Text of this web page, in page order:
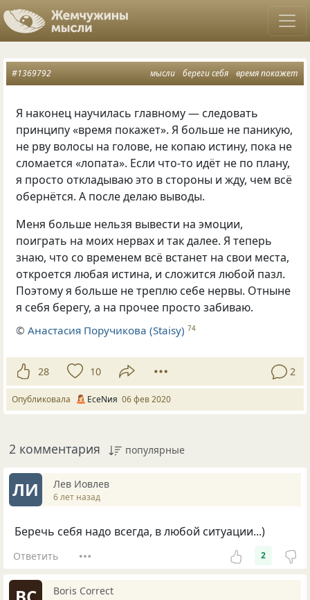
мысли береги себя время покажет
#1369792
Я наконец научилась главному — следовать
принципу«время покажет». Я больше не паникую,
не рву волосы на голове, не копаю истину, пока не
сломается «лопата». Если что-то идёт не по плану,
я просто откладываю это в стороны и жду, чем всё
обернётся. А после делаю выводы.
Меня больше нельзя вывести на эмоции,
поиграть на моих нервах и так далее. Я теперь
знаю, что со временем всё встанет на свои места,
откроется любая истина, и сложится любой пазл.
Поэтому я больше не треплю себе нервы. Отныне
я себя берегу, а на прочее просто забиваю.
©Анастасия Поручикова (Staisy) 74
28 10 2
Опубликовала ЕсеNия 06 фев 2020
2 комментария популярные
ЛИ Лев Иовлев
6 лет назад
Беречь себя надо всегда, в любой ситуации...)
Ответить 2
Boris Correct